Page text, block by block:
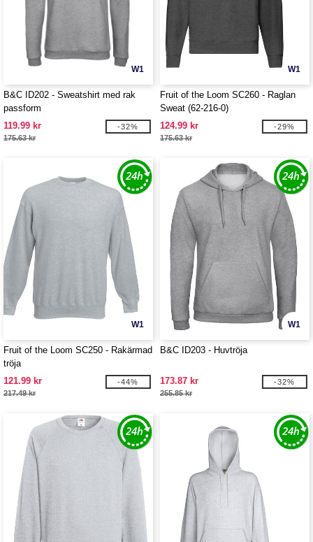
W1
B&C ID202 - Sweatshirt med rak
passform
119.99 kr
175.63 kr
-32%
W1
Fruit of the Loom SC260 - Raglan
Sweat (62-216-0)
124.99 kr
175.63 kr
-29%
W1
Fruit of the Loom SC250 - Rakärmad
tröja
121.99 kr
217.49 kr
-44%
W1
B&C ID203 - Huvtröja
173.87 kr
255.85 kr
-32%